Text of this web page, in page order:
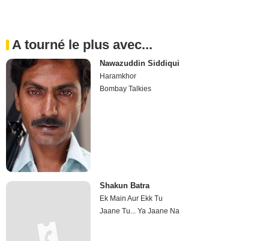
A tourné le plus avec...
Nawazuddin Siddiqui
Haramkhor
Bombay Talkies
Shakun Batra
Ek Main Aur Ekk Tu
Jaane Tu... Ya Jaane Na